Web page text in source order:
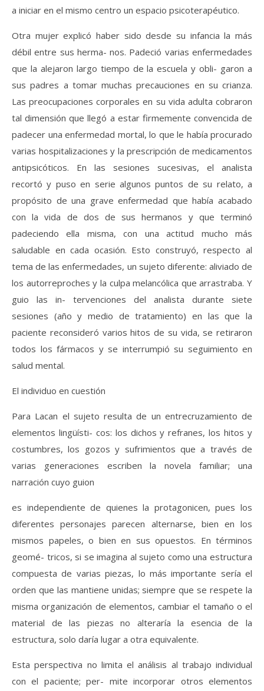
a iniciar en el mismo centro un espacio psicoterapéutico.
Otra mujer explicó haber sido desde su infancia la más
débil entre sus herma- nos. Padeció varias enfermedades
que la alejaron largo tiempo de la escuela y obli- garon a
sus padres a tomar muchas precauciones en su crianza.
Las preocupaciones corporales en su vida adulta cobraron
tal dimensión que llegó a estar firmemente convencida de
padecer una enfermedad mortal, lo que le había procurado
varias hospitalizaciones y la prescripción de medicamentos
antipsicóticos. En las sesiones sucesivas, el analista
recortó y puso en serie algunos puntos de su relato, a
propósito de una grave enfermedad que había acabado
con la vida de dos de sus hermanos y que terminó
padeciendo ella misma, con una actitud mucho más
saludable en cada ocasión. Esto construyó, respecto al
tema de las enfermedades, un sujeto diferente: aliviado de
los autorreproches y la culpa melancólica que arrastraba. Y
guio las in- tervenciones del analista durante siete
sesiones (año y medio de tratamiento) en las que la
paciente reconsideró varios hitos de su vida, se retiraron
todos los fármacos y se interrumpió su seguimiento en
salud mental.
El individuo en cuestión
Para Lacan el sujeto resulta de un entrecruzamiento de
elementos lingüísti- cos: los dichos y refranes, los hitos y
costumbres, los gozos y sufrimientos que a través de
varias generaciones escriben la novela familiar; una
narración cuyo guion
es independiente de quienes la protagonicen, pues los
diferentes personajes parecen alternarse, bien en los
mismos papeles, o bien en sus opuestos. En términos
geomé- tricos, si se imagina al sujeto como una estructura
compuesta de varias piezas, lo más importante sería el
orden que las mantiene unidas; siempre que se respete la
misma organización de elementos, cambiar el tamaño o el
material de las piezas no alteraría la esencia de la
estructura, solo daría lugar a otra equivalente.
Esta perspectiva no limita el análisis al trabajo individual
con el paciente; per- mite incorporar otros elementos